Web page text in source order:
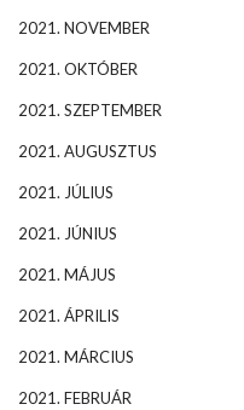
2021. NOVEMBER
2021. OKTÓBER
2021. SZEPTEMBER
2021. AUGUSZTUS
2021. JÚLIUS
2021. JÚNIUS
2021. MÁJUS
2021. ÁPRILIS
2021. MÁRCIUS
2021. FEBRUÁR